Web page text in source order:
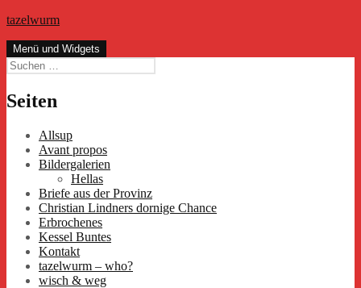
Zum
springen
tazelwurm
Menü und Widgets
Suchen
nach:
Seiten
Allsup
Avant propos
Bildergalerien
Hellas
Briefe aus der Provinz
Christian Lindners dornige Chance
Erbrochenes
Kessel Buntes
Kontakt
tazelwurm – who?
wisch & weg